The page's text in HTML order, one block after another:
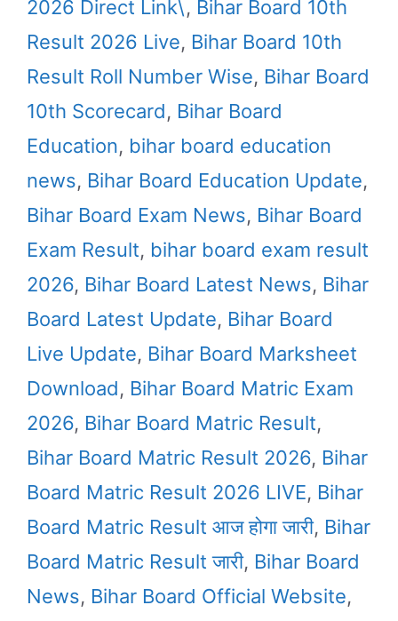
2026 Direct Link\, Bihar Board 10th
Result 2026 Live, Bihar Board 10th
Result Roll Number Wise, Bihar Board
10th Scorecard, Bihar Board
Education, bihar board education
news, Bihar Board Education Update,
Bihar Board Exam News, Bihar Board
Exam Result, bihar board exam result
2026, Bihar Board Latest News, Bihar
Board Latest Update, Bihar Board
Live Update, Bihar Board Marksheet
Download, Bihar Board Matric Exam
2026, Bihar Board Matric Result,
Bihar Board Matric Result 2026, Bihar
Board Matric Result 2026 LIVE, Bihar
Board Matric Result आज होगा जारी, Bihar
Board Matric Result जारी, Bihar Board
News, Bihar Board Official Website,